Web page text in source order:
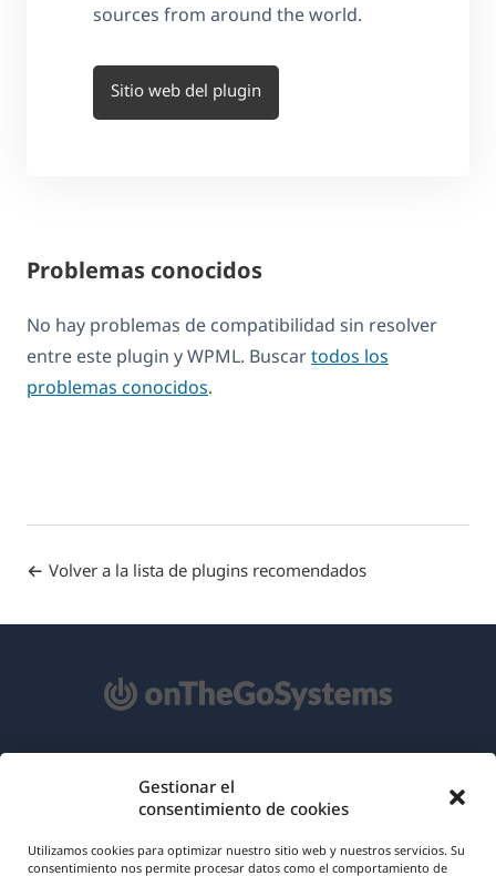
Gestionar el
consentimiento de cookies
Utilizamos cookies para optimizar nuestro sitio web y nuestros servicios. Su
consentimiento nos permite procesar datos como el comportamiento de
sources from around the world.
Sitio web del plugin
Problemas conocidos
No hay problemas de compatibilidad sin resolver
entre este plugin y WPML. Buscartodos los
problemas conocidos.
Volver a la lista de plugins recomendados
RGPD y Política de Privacidad
Únete a nuestro equipo(se